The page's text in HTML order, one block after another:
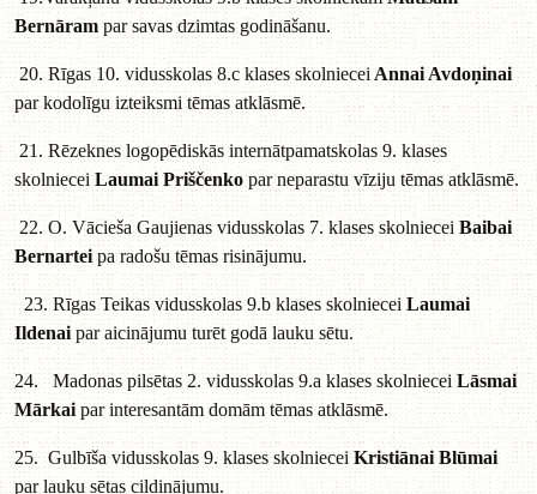
Bernārampar savas dzimtas godināšanu.
20. Rīgas 10. vidusskolas 8.c klases skolniecei Annai Avdoņinai
par kodolīgu izteiksmi tēmas atklāsmē.
21. Rēzeknes logopēdiskās internātpamatskolas 9. klases
skolnieceiLaumai Priščenkopar neparastu vīziju tēmas atklāsmē.
22. O. Vācieša Gaujienas vidusskolas 7. klases skolniecei Baibai
Bernarteipa radošu tēmas risinājumu.
23. Rīgas Teikas vidusskolas 9.b klases skolniecei Laumai
Ildenaipar aicinājumu turēt godā lauku sētu.
24. Madonas pilsētas 2. vidusskolas 9.a klases skolniecei Lāsmai
Mārkaipar interesantām domām tēmas atklāsmē.
25. Gulbīša vidusskolas 9. klases skolnieceiKristiānai Blūmai
par lauku sētas cildinājumu.